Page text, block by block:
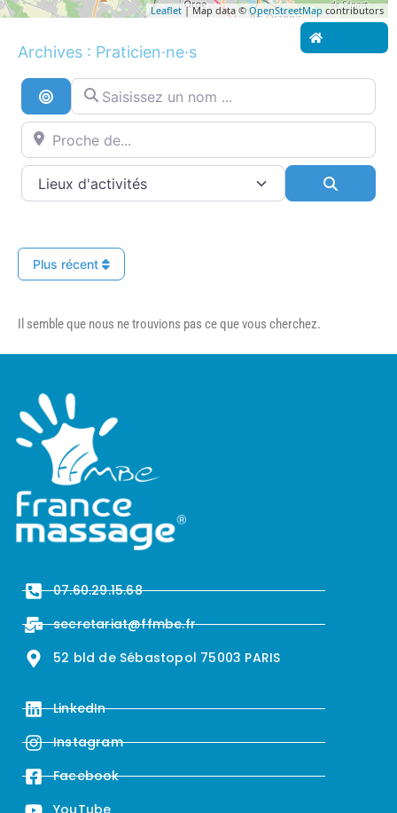
Leaflet | Map data © OpenStreetMap contributors
Archives : Praticien·ne·s
Recherche par distance
Saisissez un nom ...
Proche de...
Plus récent
Il semble que nous ne trouvions pas ce que vous cherchez.
07.60.29.15.68
secretariat@ffmbe.fr
52 bld de Sébastopol 75003 PARIS
LinkedIn
Instagram
Facebook